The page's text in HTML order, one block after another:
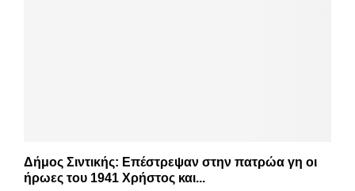
Δήμος Σιντικής: Επέστρεψαν στην πατρώα γη οι
ήρωες του 1941 Χρήστος και...